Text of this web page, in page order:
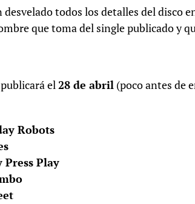
desvelado todos los detalles del disco
que toma del single publicado y
el28 de abril (poco antes de
Robots
Press Play